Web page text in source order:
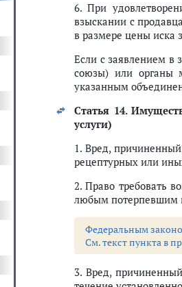
6. При
взыскании с
в размере цены иска
Если с заявлением в
союзы) или органы
указанным
Статья 14.
услуги)
1. Вред,
рецептурных или
2. Право требовать
любым потерпевшим
Федеральным
См. текст пункта в
3. Вред,